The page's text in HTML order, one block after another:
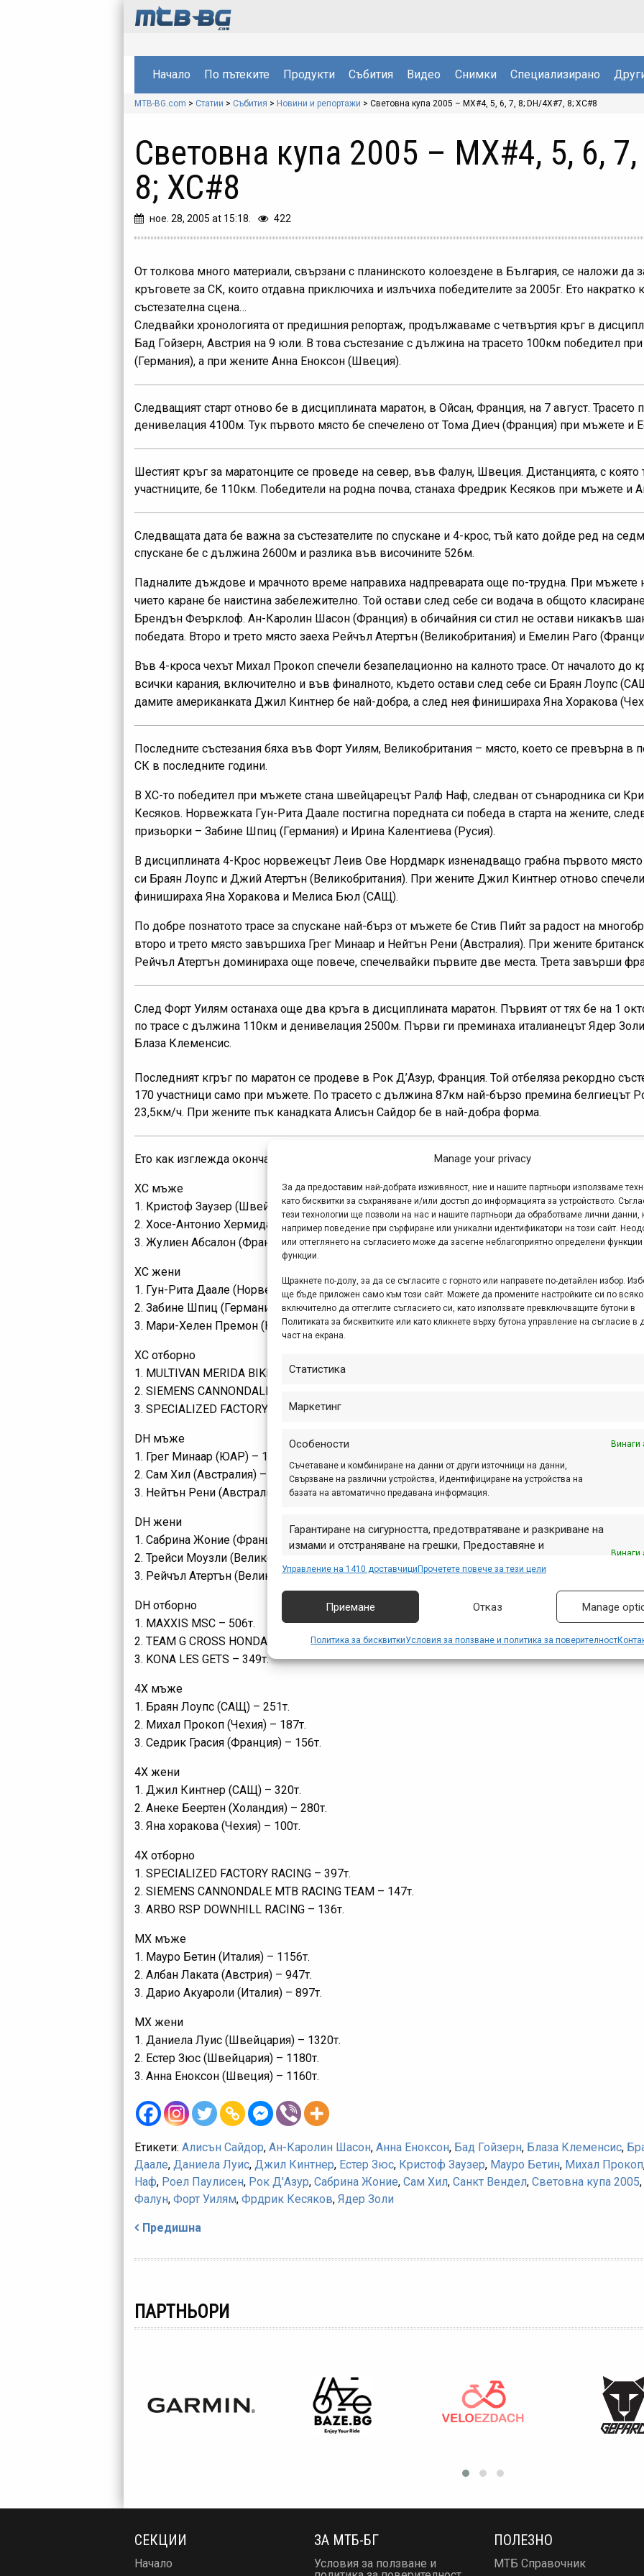
Manage your privacy
За да предоставим най-добрата изживяност, ние и нашите партньори използваме
като бисквитки за съхраняване и/или достъп до информацията за устройството.
тези технологии ще позволи на нас и нашите партньори да обработваме лични данни,
например поведение при сърфиране или уникални идентификатори на този сайт.
или оттеглянето на съгласието може да засегне неблагоприятно определени функции
функции.
Щракнете по-долу, за да се съгласите с горното или направете по-детайлен избор.
ще бъде приложен само към този сайт. Можете да промените настройките си по
включително да оттеглите съгласието си, като използвате превключващите бутони в
Политиката за бисквитките или като кликнете върху бутона управление на съгласие в
част на екрана.
Статистика
Маркетинг
Особености Винаги
Съчетаване и комбиниране на данни от други източници на данни,
Свързване на различни устройства, Идентифициране на устройства на
базата на автоматично предавана информация.
Гарантиране на сигурността, предотвратяване и разкриване на
измами и отстраняване на грешки, Предоставяне и
съобщаване на избори за поверителност.
Винаги
Управление на 1410 доставчици Прочетете повече за тези цели
Приемане Отказ Manage
Политика за бисквиткиУсловия за ползване и политика за поверителност
Начало По пътеките Продукти Събития Видео Снимки Специализирано
MTB-BG.com > Статии > Събития > Новини и репортажи > Световна купа 2005 – MX#4, 5, 6, 7, 8; DH/4X#7, 8; XC#8
Световна купа 2005 – MX#4, 5, 6,
8; XC#8
ное. 28, 2005 at 15:18. 422
От толкова много материали, свързани с планинското колоездене в България, се наложи да
кръговете за СК, които отдавна приключиха и излъчиха победителите за 2005г. Ето
състезателна сцена…
Следвайки хронологията от предишния репортаж, продължаваме с четвъртия кръг в
Бад Гойзерн, Австрия на 9 юли. В това състезание с дължина на трасето 100км победител
(Германия), а при жените Анна Еноксон (Швеция).
Следващият старт отново бе в дисциплината маратон, в Ойсан, Франция, на 7 август.
денивелация 4100м. Тук първото място бе спечелено от Тома Диеч (Франция) при мъжете и
Шестият кръг за маратонците се проведе на север, във Фалун, Швеция. Дистанцията, с която
участниците, бе 110км. Победители на родна почва, станаха Фредрик Кесяков при мъжете и
Следващата дата бе важна за състезателите по спускане и 4-крос, тъй като дойде ред на
спускане бе с дължина 2600м и разлика във височините 526м.
Падналите дъждове и мрачното време направиха надпреварата още по-трудна. При мъжете
чието каране бе наистина забележително. Той остави след себе си водача в общото
Брендън Феърклоф. Ан-Каролин Шасон (Франция) в обичайния си стил не остави никакъв
победата. Второ и трето място заеха Рейчъл Атертън (Великобритания) и Емелин Раго
Във 4-кроса чехът Михал Прокоп спечели безапелационно на калното трасе. От началото до
всички карания, включително и във финалното, където остави след себе си Браян Лоупс
дамите американката Джил Кинтнер бе най-добра, а след нея финишираха Яна Хоракова
Последните състезания бяха във Форт Уилям, Великобритания – място, което се превърна в
СК в последните години.
В ХС-то победител при мъжете стана швейцарецът Ралф Наф, следван от сънародника си
Кесяков. Норвежката Гун-Рита Даале постигна поредната си победа в старта на жените,
призьорки – Забине Шпиц (Германия) и Ирина Калентиева (Русия).
В дисциплината 4-Крос норвежецът Леив Ове Нордмарк изненадващо грабна първото
си Браян Лоупс и Джий Атертън (Великобритания). При жените Джил Кинтнер отново
финишираха Яна Хоракова и Мелиса Бюл (САЩ).
По добре познатото трасе за спускане най-бърз от мъжете бе Стив Пийт за радост на
второ и трето място завършиха Грег Минаар и Нейтън Рени (Австралия). При жените
Рейчъл Атертън доминираха още повече, спечелвайки първите две места. Трета завърши
След Форт Уилям останаха още два кръга в дисциплината маратон. Първият от тях бе на 1
по трасе с дължина 110км и денивелация 2500м. Първи ги преминаха италианецът Ядер Золи
Блаза Клеменсис.
Последният кгръг по маратон се продеве в Рок Д’Азур, Франция. Той отбеляза рекордно
170 участници само при мъжете. По трасето с дължина 87км най-бързо премина белгиецът
23,5км/ч. При жените пък канадката Алисън Сайдор бе в най-добра форма.
Ето как изглежда окончателното класиране за СК 2005:
ХС мъже
1. Кристоф Заузер (Швейцария) – 1470т.
2. Хосе-Антонио Хермида (Испания) – 1085т.
3. Жулиен Абсалон (Франция) – 859т.
ХС жени
1. Гун-Рита Даале (Норвегия) – 1900т. (шест първи и две втори места!)
2. Забине Шпиц (Германия) – 1460т.
3. Мари-Хелен Премон (Канада) – 1220т.
ХС отборно
1. MULTIVAN MERIDA BIKING TEAM – 887т.
2. SIEMENS CANNONDALE MTB RACING TEAM – 419т.
3. SPECIALIZED FACTORY RACING – 413т.
DH мъже
1. Грег Минаар (ЮАР) – 1660т.
2. Сам Хил (Австралия) – 905т.
3. Нейтън Рени (Австралия) – 890т.
DH жени
1. Сабрина Жоние (Франция) – 1454т.
2. Трейси Моузли (Великобритания) – 1419т.
3. Рейчъл Атертън (Великобритания) – 1115т.
DH отборно
1. MAXXIS MSC – 506т.
2. TEAM G CROSS HONDA – 409т.
3. KONA LES GETS – 349т.
4Х мъже
1. Браян Лоупс (САЩ) – 251т.
2. Михал Прокоп (Чехия) – 187т.
3. Седрик Грасия (Франция) – 156т.
4Х жени
1. Джил Кинтнер (САЩ) – 320т.
2. Анеке Беертен (Холандия) – 280т.
3. Яна хоракова (Чехия) – 100т.
4Х отборно
1. SPECIALIZED FACTORY RACING – 397т.
2. SIEMENS CANNONDALE MTB RACING TEAM – 147т.
3. ARBO RSP DOWNHILL RACING – 136т.
МХ мъже
1. Мауро Бетин (Италия) – 1156т.
2. Албан Лаката (Австрия) – 947т.
3. Дарио Акуароли (Италия) – 897т.
МХ жени
1. Даниела Луис (Швейцария) – 1320т.
2. Естер Зюс (Швейцария) – 1180т.
3. Анна Еноксон (Швеция) – 1160т.
Етикети: Алисън Сайдор, Ан-Каролин Шасон, Анна Еноксон, Бад Гойзерн, Блаза Клеменсис,
Даале, Даниела Луис, Джил Кинтнер, Естер Зюс, Кристоф Заузер, Мауро Бетин, Михал Прокоп
Наф, Роел Паулисен, Рок Д'Азур, Сабрина Жоние, Сам Хил, Санкт Вендел, Световна купа 2005,
Фалун, Форт Уилям, Фрдрик Кесяков, Ядер Золи
Навигация
Предишна
ПАРТНЬОРИ
СЕКЦИИ
Начало
ЗА МТБ-БГ
Условия за ползване и
ПОЛЕЗНО
МТБ Справочник